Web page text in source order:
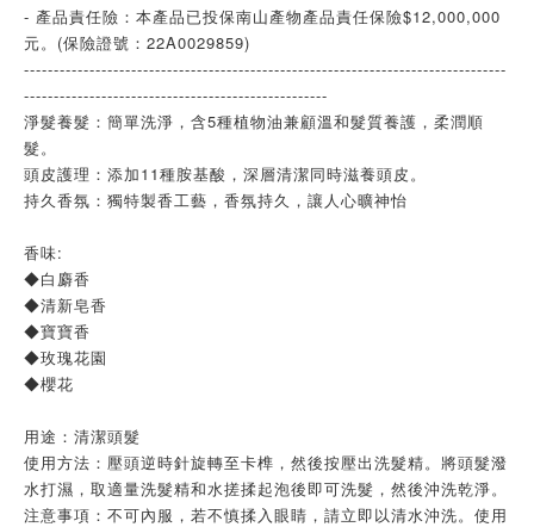
- 產品責任險：本產品已投保南山產物產品責任保險$12,000,000
元。(保險證號：22A0029859)
---------------------------------------------------------------------------------
---------------------------------------------------
淨髮養髮：簡單洗淨，含5種植物油兼顧溫和髮質養護，柔潤順
髮。
頭皮護理：添加11種胺基酸，深層清潔同時滋養頭皮。
持久香氛：獨特製香工藝，香氛持久，讓人心曠神怡
香味:
◆白麝香
◆清新皂香
◆寶寶香
◆玫瑰花園
◆櫻花
用途：清潔頭髮
使用方法：壓頭逆時針旋轉至卡榫，然後按壓出洗髮精。將頭髮潑
水打濕，取適量洗髮精和水搓揉起泡後即可洗髮，然後沖洗乾淨。
注意事項：不可內服，若不慎揉入眼睛，請立即以清水沖洗。使用